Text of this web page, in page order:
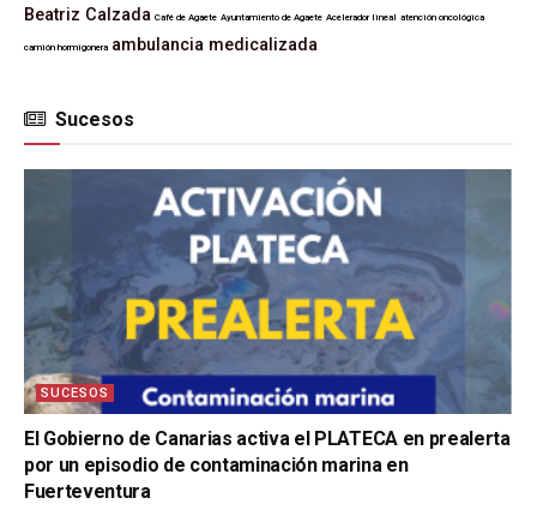
Beatriz Calzada Café de Agaete Ayuntamiento de Agaete Acelerador lineal atención oncológica
camión hormigonera ambulancia medicalizada
Sucesos
SUCESOS
El Gobierno de Canarias activa el PLATECA en prealerta
por un episodio de contaminación marina en
Fuerteventura